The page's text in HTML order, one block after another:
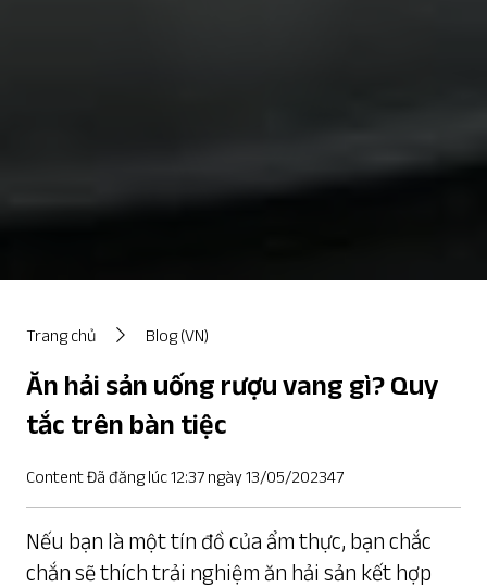
Trang chủ Blog (VN)
Ăn hải sản uống rượu vang gì? Quy
tắc trên bàn tiệc
Content Đã đăng lúc 12:37 ngày 13/05/202347
Nếu bạn là một tín đồ của ẩm thực, bạn chắc
chắn sẽ thích trải nghiệm ăn hải sản kết hợp